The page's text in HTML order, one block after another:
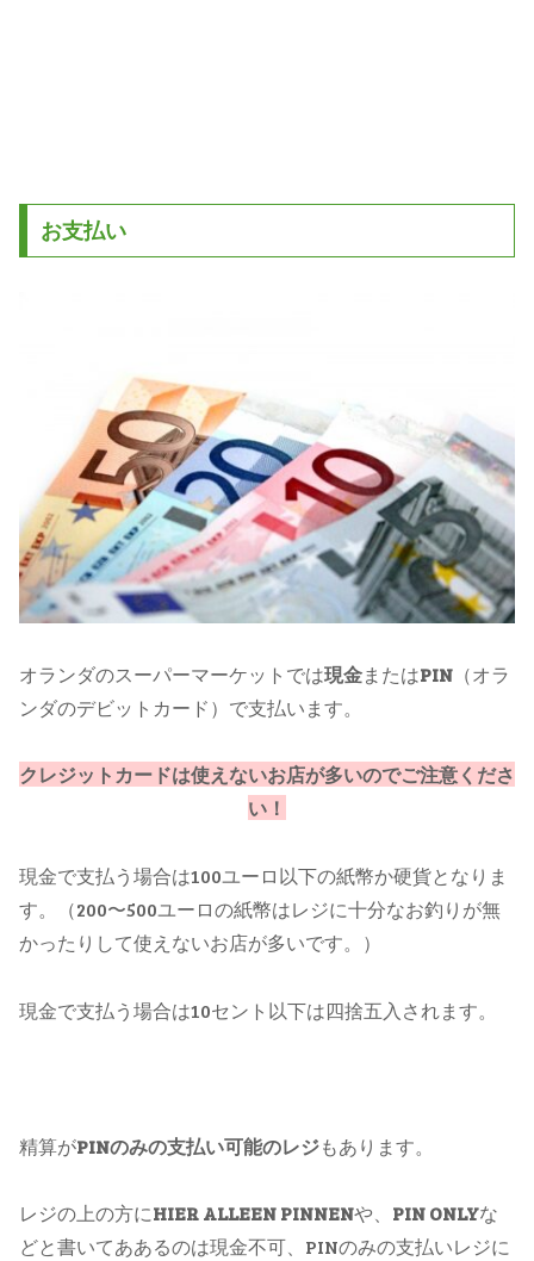
お支払い
オランダのスーパーマーケットでは現金またはPIN （オラ
ンダのデビットカード）で支払います。
クレジットカードは使えないお店が多いのでご注意くださ
い！
現金で支払う場合は100ユーロ以下の紙幣か硬貨となりま
す。（200〜500ユーロの紙幣はレジに十分なお釣りが無
かったりして使えないお店が多いです。）
現金で支払う場合は10セント以下は四捨五入されます。
精算がPINのみの支払い可能のレジもあります。
レジの上の方にHIER ALLEEN PINNENや、 PIN ONLYな
どと書いてああるのは現金不可、PINのみの支払いレジに